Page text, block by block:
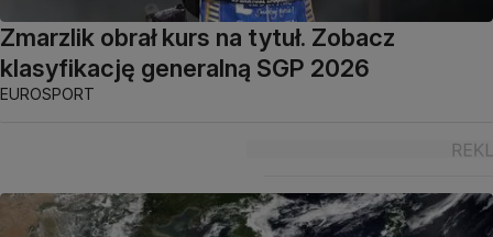
Zmarzlik obrał kurs na tytuł. Zobacz
klasyfikację generalną SGP 2026
EUROSPORT